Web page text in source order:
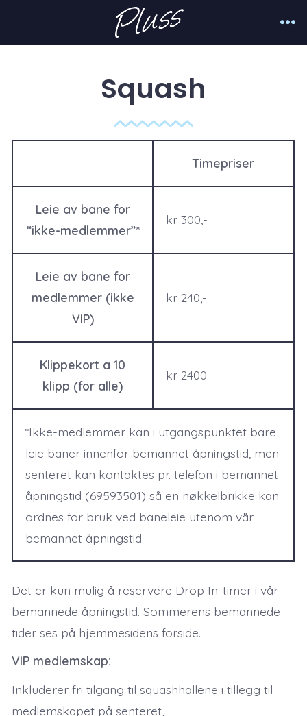
Squash
Timepriser
Leie av bane for
“ikke-medlemmer”*
kr 300,-
Leie av bane for
medlemmer (ikke
VIP)
kr 240,-
Klippekort a 10
klipp (for alle)
kr 2400
*Ikke-medlemmer kan i utgangspunktet bare
leie baner innenfor bemannet åpningstid, men
senteret kan kontaktes pr. telefon i bemannet
åpningstid (69593501) så en nøkkelbrikke kan
ordnes for bruk ved baneleie utenom vår
bemannet åpningstid.
Det er kun mulig å reservere Drop In-timer i vår
bemannede åpningstid. Sommerens bemannede
tider ses på hjemmesidens forside.
VIP medlemskap:
Inkluderer fri tilgang til squash­hallene i tillegg til
medlemskapet på senteret,